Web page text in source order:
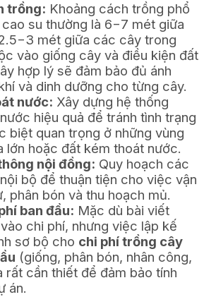
trồng: Khoảng cách trồng phổ
su thường là 6−7 mét giữa
−3 mét giữa các cây trong
vào giống cây và điều kiện đất
hợp lý sẽ đảm bảo đủ ánh
và dinh dưỡng cho từng cây.
nước: Xây dựng hệ thống
hiệu quả để tránh tình trạng
biệt quan trọng ở những vùng
lớn hoặc đất kém thoát nước.
nội đồng: Quy hoạch các
bộ để thuận tiện cho việc vận
phân bón và thu hoạch mủ.
ban đầu: Mặc dù bài viết
chi phí, nhưng việc lập kế
sơ bộ cho chi phí trồng cây
(giống, phân bón, nhân công,
rất cần thiết để đảm bảo tính
án.